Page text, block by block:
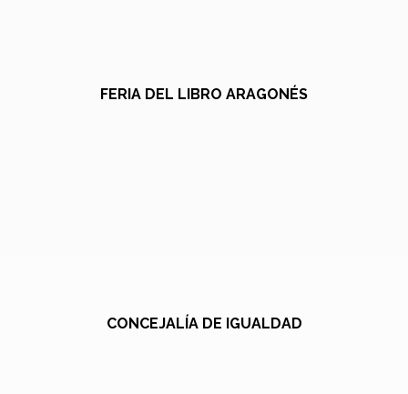
FERIA DEL LIBRO ARAGONÉS
CONCEJALÍA DE IGUALDAD